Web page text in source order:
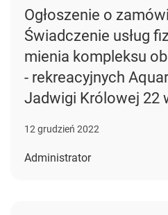
Ogłoszenie o
Świadczenie usług
mienia kompleksu
- rekreacyjnych
Jadwigi Królowej 22
12 grudzień 2022
Administrator